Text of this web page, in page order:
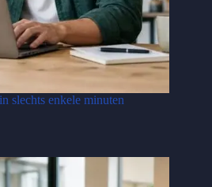
slechts enkele minuten